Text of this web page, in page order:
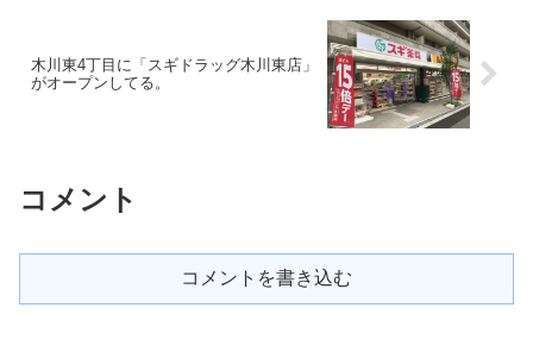
木川東4丁目に「スギドラッグ木川東店」
がオープンしてる。
コメント
コメントを書き込む